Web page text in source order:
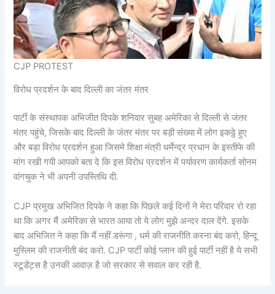
CJP PROTEST
विरोध प्रदर्शन के बाद दिल्ली का जंतर मंतर
पार्टी के संस्थापक अभिजीत दिपके शनिवार सुबह अमेरिका से दिल्ली से जंतर
मंतर पहुंचे, जिसके बाद दिल्ली के जंतर मंतर पर बड़ी संख्या में लोग इकठ्ठे हुए
और बड़ा विरोध प्रदर्शन हुआ जिसमे शिक्षा मंत्री धर्मेन्द्र प्रधान के इस्तीफे की
मांग रखी गयी आपको बता दे कि इस विरोध प्रदर्शन में पर्यावरण कार्यकर्ता सोनम
वांगचुक ने भी अपनी उपस्तिथि दी.
CJP प्रमुख अभिजित दिपके ने कहा कि पिछले कई दिनों ने मेरा परिवार रो रहा
था कि अगर मैं अमेरिका से भारत आया तो ये लोग मुझे अन्दर दाल देंगे. इसके
बाद अभिजित ने कहा कि मैं नहीं डरूंगा , धर्म की राजनीति करना बंद करो, हिन्दू
मुस्लिम की राजनीती बंद करो. CJP पार्टी कोई प्लान की हुई पार्टी नहीं है ये सभी
स्टूडेंट्स है उनकी आवाज़ है जो सरकार से सवाल कर रही है.